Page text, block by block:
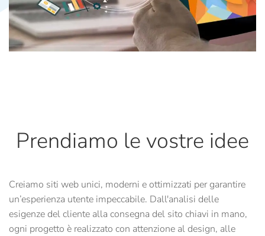
Prendiamo le vostre idee
Creiamo siti web unici, moderni e ottimizzati per garantire
un’esperienza utente impeccabile. Dall'analisi delle
esigenze del cliente alla consegna del sito chiavi in mano,
ogni progetto è realizzato con attenzione al design, alle